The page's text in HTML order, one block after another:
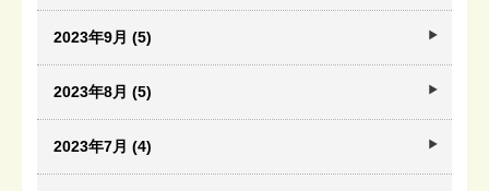
2023年9月 (5)
2023年8月 (5)
2023年7月 (4)